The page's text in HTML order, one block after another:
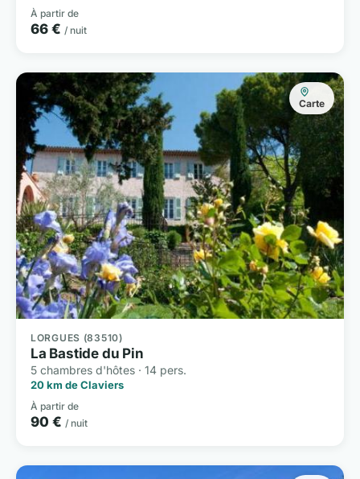
À partir de
66 € / nuit
Carte
LORGUES (83510)
La Bastide du Pin
5 chambres d'hôtes · 14 pers.
20 km de Claviers
À partir de
90 € / nuit